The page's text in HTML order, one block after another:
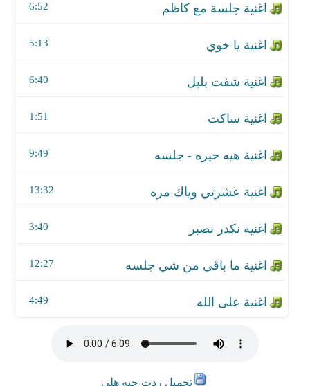
6:52
5:13
6:40
1:51
9:49
اغنية عشرتي وياك مره
13:32
اغنية نكدر نصبر
3:40
اغنية ما باقي من شي جلسه
12:27
4:49
تحميل ردت جيه هلي